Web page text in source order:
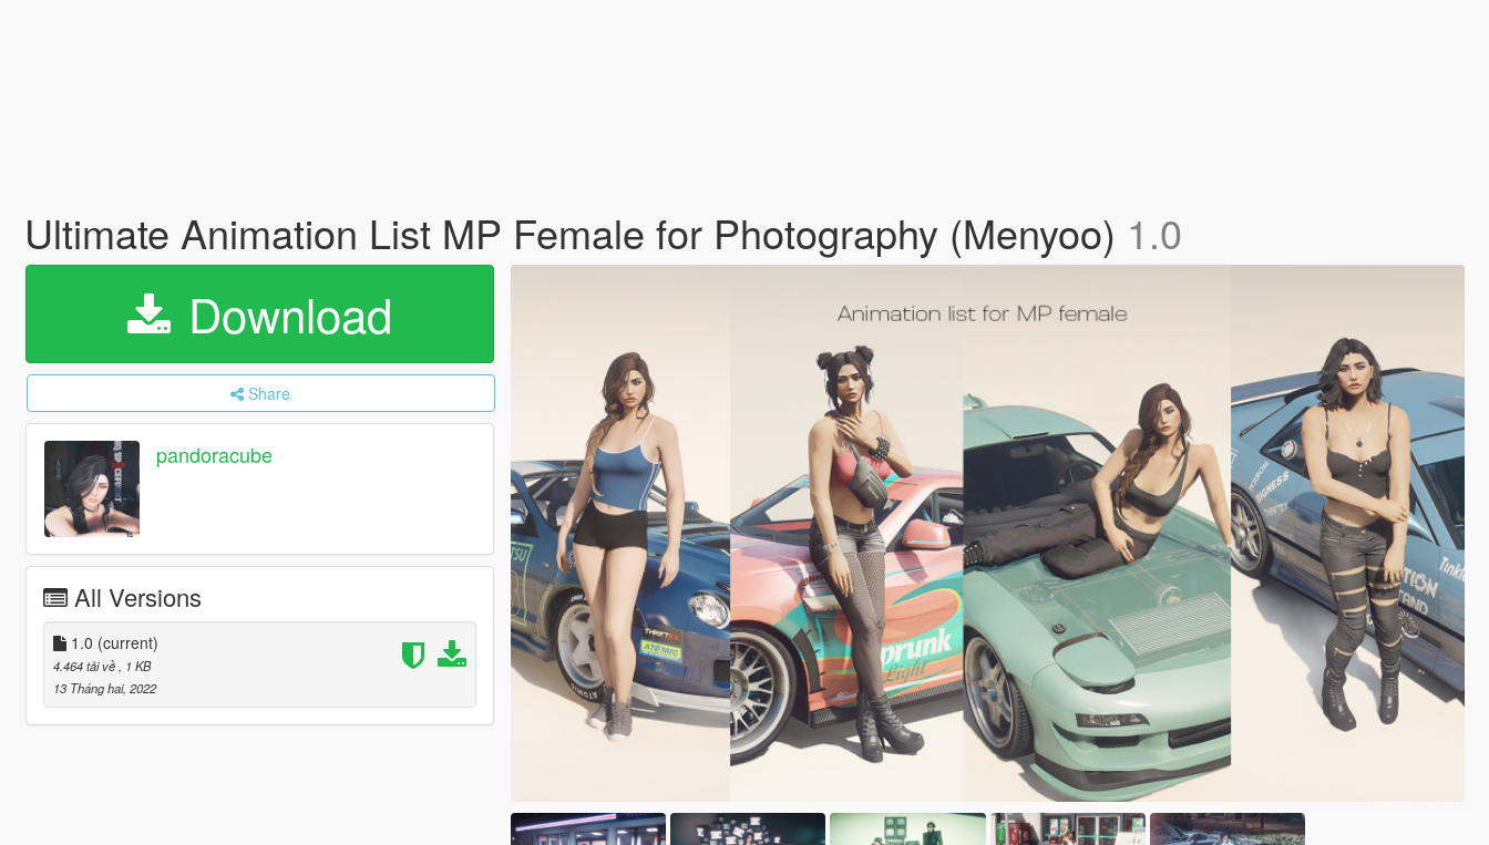
Ultimate Animation List MP Female for Photography (Menyoo) 1.0
Download
Share
pandoracube
All Versions
1.0 (current)
4.464 tải về
, 1 KB
13 Tháng hai, 2022